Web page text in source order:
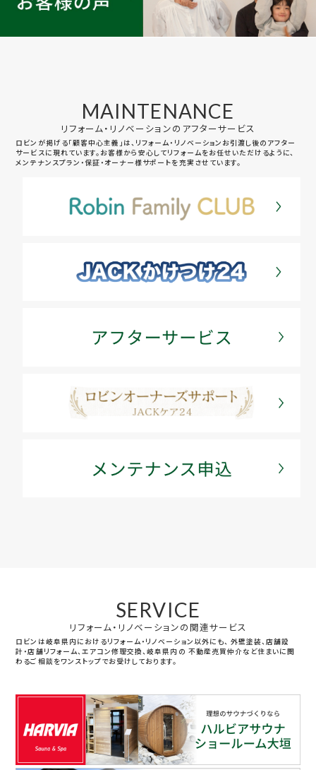
MAINTENANCE
リフォーム・リノベーションのアフターサービス
ロビンが掲げる「顧客中心主義」は、リフォーム・リノベーションお引渡し後のアフター
サービスに現れています。お客様から安心してリフォームをお任せいただけるように、
メンテナンスプラン・保証・オーナー様サポートを充実させています。
SERVICE
リフォーム・リノベーションの関連サービス
ロビンは岐阜県内におけるリフォーム・リノベーション以外にも、 外壁塗装、店舗設
計・店舗リフォーム、エアコン修理交換、岐阜県内の 不動産売買仲介など住まいに関
わるご相談をワンストップでお受けしております。